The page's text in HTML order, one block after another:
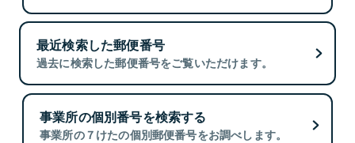
最近検索した郵便番号
過去に検索した郵便番号をご覧いただけます。
事業所の個別番号を検索する
事業所の７けたの個別郵便番号をお調べします。